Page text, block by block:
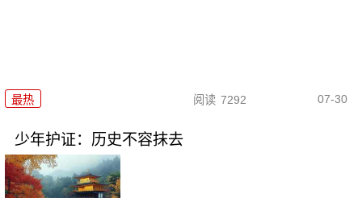
最热 阅读 7292 07-30
少年护证：历史不容抹去